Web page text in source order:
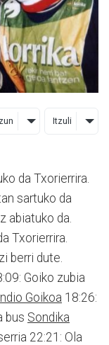
Itzuli
da Txorierrira.
sartuko da
abiatuko da.
Txorierrira.
berri dute.
Goiko zubia
Goikoa 18:26:
bus Sondika
22:21: Ola